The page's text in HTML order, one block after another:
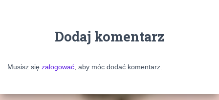
Dodaj komentarz
Musisz się zalogować , aby móc dodać komentarz.